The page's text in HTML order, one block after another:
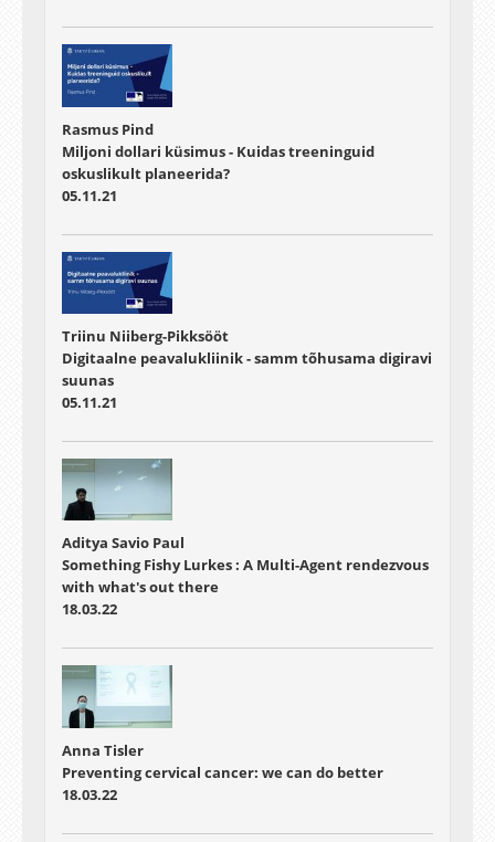
Rasmus Pind
Miljoni dollari küsimus - Kuidas treeninguid
oskuslikult planeerida?
05.11.21
Triinu Niiberg-Pikksööt
Digitaalne peavalukliinik - samm tõhusama digiravi
suunas
05.11.21
Aditya Savio Paul
Something Fishy Lurkes : A Multi-Agent rendezvous
with what's out there
18.03.22
Anna Tisler
Preventing cervical cancer: we can do better
18.03.22